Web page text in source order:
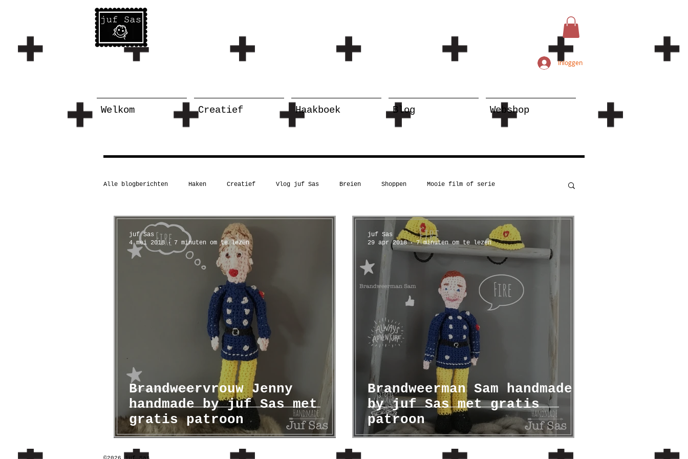
Inloggen
Welkom Creatief Haakboek Blog Webshop
Alle blogberichten Haken Creatief Vlog juf Sas Breien Shoppen Mooie film of serie
Schilderen/tekenen Kerst Inspiratie Humor Onderwijs
Reizen Armbanden
Brandweervrouw Jenny
handmade by juf Sas met
gratis patroon
juf Sas
4 mei 2018
7 minuten om te lezen
Brandweerman Sam handmade
by juf Sas met gratis
patroon
juf Sas
29 apr 2018
7 minuten om te lezen